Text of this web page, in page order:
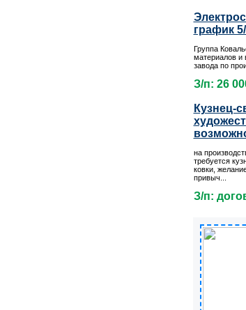
график
Группа
материалов и
завода по
З/п: 26
Кузнец-
на
требуется
ковки,
привыч...
З/п: